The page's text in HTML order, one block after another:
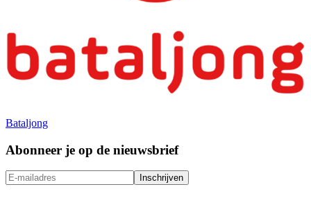
Bataljong
Abonneer je op de nieuwsbrief
Inschrijven